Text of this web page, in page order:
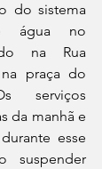
do sistema
água no
na Rua
praça do
serviços
da manhã e
esse
suspender